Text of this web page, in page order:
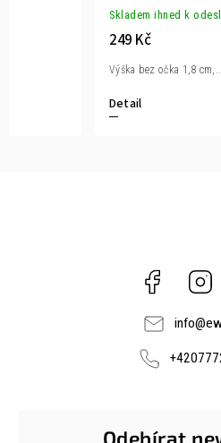
Skladem ihned k
249 Kč
Detail
Výška bez očka 1,8
Facebook
info@